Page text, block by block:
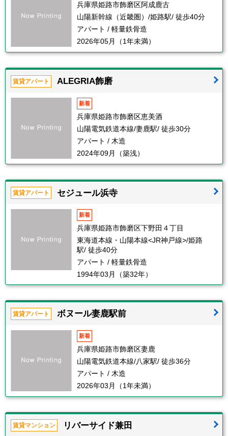
兵庫県姫路市飾磨区阿成鹿古
山陽新幹線（近畿圏）/姫路駅/ 徒歩40分
アパート / 軽量鉄骨造
2026年05月（1年未満）
賃貸アパート ALEGRIA飾磨
新着
兵庫県姫路市飾磨区恵美酒
山陽電気鉄道本線/妻鹿駅/ 徒歩30分
アパート / 木造
2024年09月（築浅）
賃貸アパート セジュール浜寺
新着
兵庫県姫路市飾磨区下野田４丁目
東海道本線・山陽本線<JR神戸線>/姫路
駅/ 徒歩40分
アパート / 軽量鉄骨造
1994年03月（築32年）
賃貸アパート ボヌール妻鹿駅前
新着
兵庫県姫路市飾磨区妻鹿
山陽電気鉄道本線/八家駅/ 徒歩36分
アパート / 木造
2026年03月（1年未満）
賃貸マンション リバーサイド兼田